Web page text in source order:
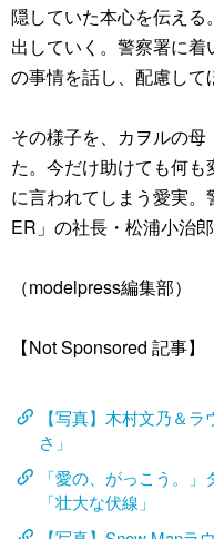
隠していた本心を伝え
出していく。警察署に
の事情を話し、配慮して
その様子を、カヲルの
た。今だけ助けても何
に言われてしまう愛実
ER」の社長・松浦小治
（modelpress編集部）
【Not Sponsored 記事】
【写真】木村文乃＆
さ」
「愛の、がっこう。
「壮大な伏線」